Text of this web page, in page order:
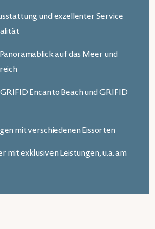
und exzellenter Service
auf das Meer und
Encanto Beach und GRIFID
mit verschiedenen Eissorten
mit exklusiven Leistungen, u.a. am